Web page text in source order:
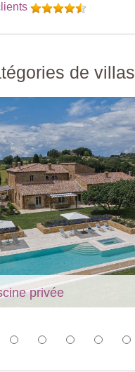
de villas
privée
tiles/priv.jpg